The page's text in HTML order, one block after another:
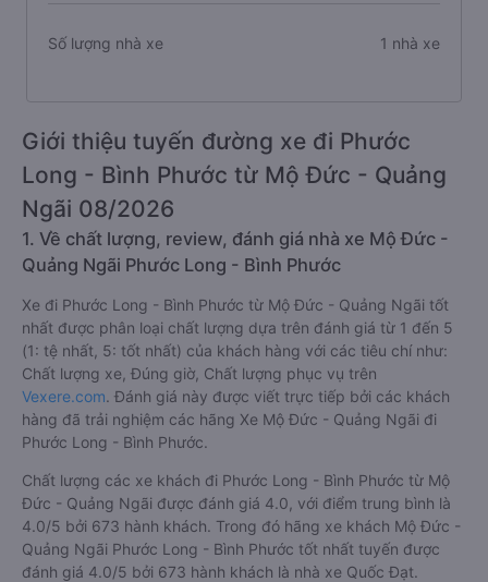
Số lượng nhà xe 1 nhà xe
Giới thiệu tuyến đường xe đi Phước
Long - Bình Phước từ Mộ Đức - Quảng
Ngãi 08/2026
1. Về chất lượng, review, đánh giá nhà xe Mộ Đức -
Quảng Ngãi Phước Long - Bình Phước
Xe đi Phước Long - Bình Phước từ Mộ Đức - Quảng Ngãi tốt
nhất được phân loại chất lượng dựa trên đánh giá từ 1 đến 5
(1: tệ nhất, 5: tốt nhất) của khách hàng với các tiêu chí như:
Chất lượng xe, Đúng giờ, Chất lượng phục vụ trên
Vexere.com. Đánh giá này được viết trực tiếp bởi các khách
hàng đã trải nghiệm các hãng Xe Mộ Đức - Quảng Ngãi đi
Phước Long - Bình Phước.
Chất lượng các xe khách đi Phước Long - Bình Phước từ Mộ
Đức - Quảng Ngãi được đánh giá 4.0, với điểm trung bình là
4.0/5 bởi 673 hành khách. Trong đó hãng xe khách Mộ Đức -
Quảng Ngãi Phước Long - Bình Phước tốt nhất tuyến được
đánh giá 4.0/5 bởi 673 hành khách là nhà xe Quốc Đạt.